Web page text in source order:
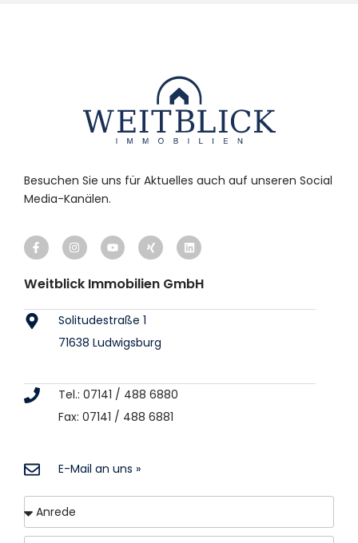
Besuchen Sie uns für Aktuelles auch auf unseren Social
Media-Kanälen.
Weitblick Immobilien GmbH
Solitudestraße 1
71638 Ludwigsburg
Tel.: 07141 / 488 6880
Fax: 07141 / 488 6881
E-Mail an uns »